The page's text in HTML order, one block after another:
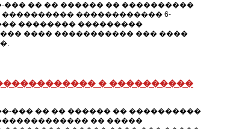
�� �� ������ �� ����������
������������ 6-
�������� ���������
���� ����������� ��� ����
� ����������
��� �� �� ������ �� ����������
�� �����